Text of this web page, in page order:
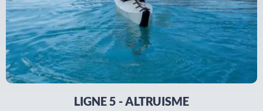
LIGNE 5 - ALTRUISME